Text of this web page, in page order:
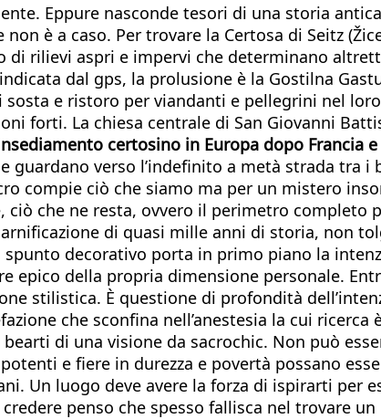
Eppure nasconde tesori di una storia
è a caso. Per trovare la Certosa di Seitz
di rilievi aspri e impervi che determinano
dal gps, la prolusione è la Gostilna
sosta e ristoro per viandanti e pellegrini nel
forti. La chiesa centrale di San Giovanni
certosino in Europa dopo Francia
guardano verso l’indefinito a metà strada tra
compie ciò che siamo ma per un mistero
ciò che ne resta, ovvero il perimetro completo
di quasi mille anni di storia, non
decorativo porta in primo piano la
epico della propria dimensione personale.
stilistica. È questione di profondità
che sconfina nell’anestesia la cui ricerca
di una visione da sacrochic. Non può
e fiere in durezza e povertà possano
Un luogo deve avere la forza di ispirarti per
penso che spesso fallisca nel trovare